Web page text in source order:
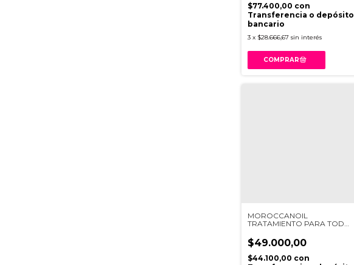
$77.400,00 con
Transferencia o depósito
bancario
3 x $28.666,67 sin interés
MOROCCANOIL
TRATAMIENTO PARA TODO
$49.000,00
$44.100,00 con